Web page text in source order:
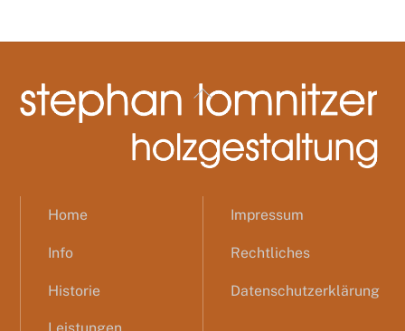
Back
To
Top
Home
Info
Historie
Impressum
Rechtliches
Datenschutzerklärung